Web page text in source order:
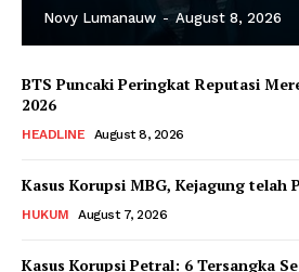
Novy Lumanauw - August 8, 2026
BTS Puncaki Peringkat Reputasi
2026
HEADLINE August 8, 2026
Kasus Korupsi MBG, Kejagung telah
HUKUM August 7, 2026
Kasus Korupsi Petral: 6 Tersangka